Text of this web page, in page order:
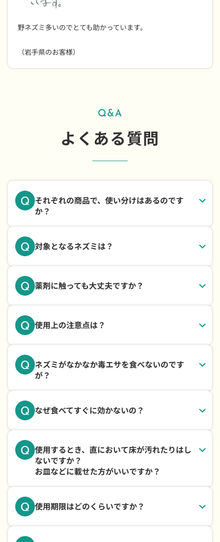
野ネズミ多いのでとても助かっています。
（岩手県のお客様）
Q&A
よくある質問
それぞれの商品で、使い分けはあるのです
か？
対象となるネズミは？
薬剤に触っても大丈夫ですか？
使用上の注意点は？
ネズミがなかなか毒エサを食べないのです
が？
なぜ食べてすぐに効かないの？
使用するとき、直において床が汚れたりはし
ないですか？
お皿などに載せた方がいいですか？
使用期限はどのくらいですか？